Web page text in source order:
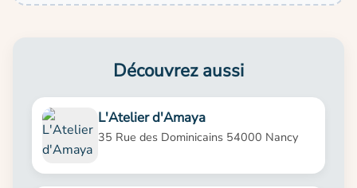
Découvrez aussi
L'Atelier d'Amaya
35 Rue des Dominicains 54000 Nancy